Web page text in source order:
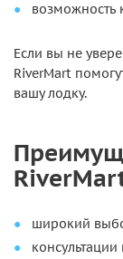
возможность
Если вы не
RiverMart
вашу лодку.
широкий